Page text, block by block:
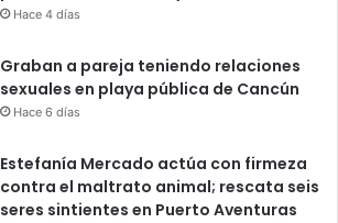
Hace 4 días
Graban a pareja teniendo relaciones
sexuales en playa pública de Cancún
Hace 6 días
Estefanía Mercado actúa con firmeza
contra el maltrato animal; rescata seis
seres sintientes en Puerto Aventuras